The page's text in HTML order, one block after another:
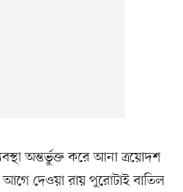
অন্তর্ভুক্ত করে আনা ত্রয়োদশ
দেওয়া রায় পুরোটাই বাতিল